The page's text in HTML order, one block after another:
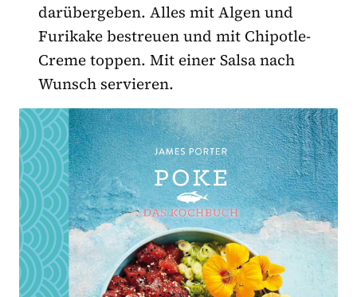
darübergeben. Alles mit Algen und
Furikake bestreuen und mit Chipotle-
Creme toppen. Mit einer Salsa nach
Wunsch servieren.